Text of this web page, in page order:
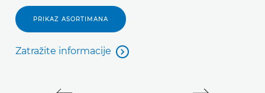
PRIKAZ ASORTIMANA
Zatražite informacije
Zatražite informacije
